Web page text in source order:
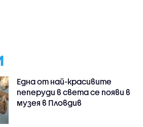
Една от най-красивите
пеперуди в света се появи в
музея в Пловдив